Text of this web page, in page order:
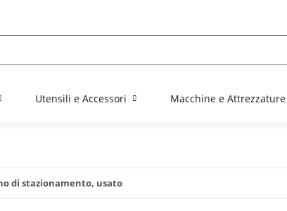
Utensili e Accessori Macchine e Attrezzature
di stazionamento, usato